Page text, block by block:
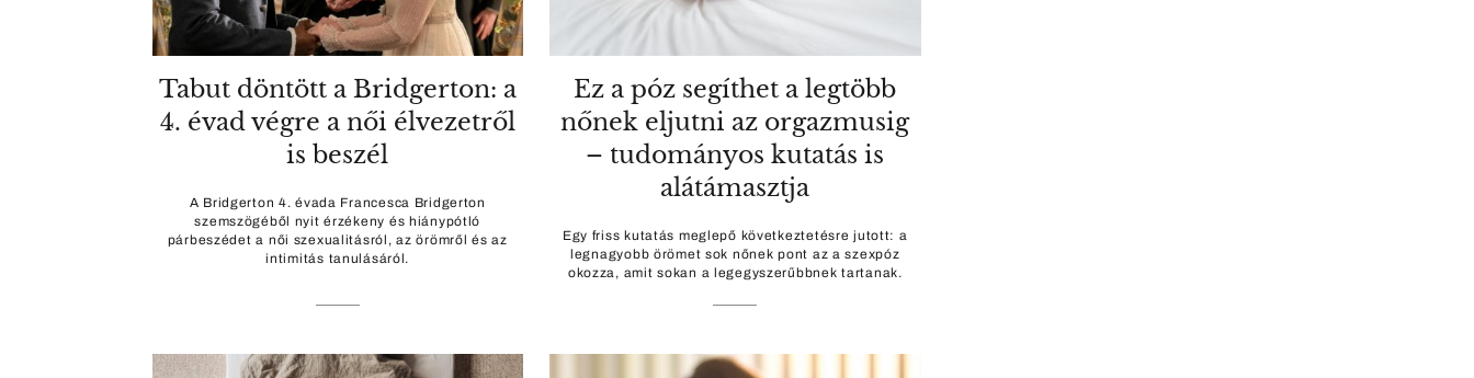
Tabut döntött a Bridgerton: a
4. évad végre a női élvezetről
is beszél
A Bridgerton 4. évada Francesca Bridgerton
szemszögéből nyit érzékeny és hiánypótló
párbeszédet a női szexualitásról, az örömről és az
intimitás tanulásáról.
Ez a póz segíthet a legtöbb
nőnek eljutni az orgazmusig
– tudományos kutatás is
alátámasztja
Egy friss kutatás meglepő következtetésre jutott: a
legnagyobb örömet sok nőnek pont az a szexpóz
okozza, amit sokan a legegyszerűbbnek tartanak.